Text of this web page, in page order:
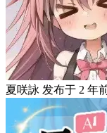
夏咲詠 发布于 2 年